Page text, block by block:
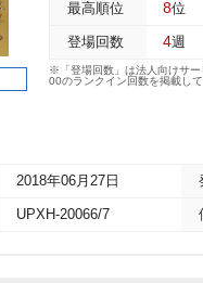
最高順位 8位
登場回数 4週
※「登場回数」は法人向けサー
00のランクイン回数を掲載して
2018年06月27日
UPXH-20066/7